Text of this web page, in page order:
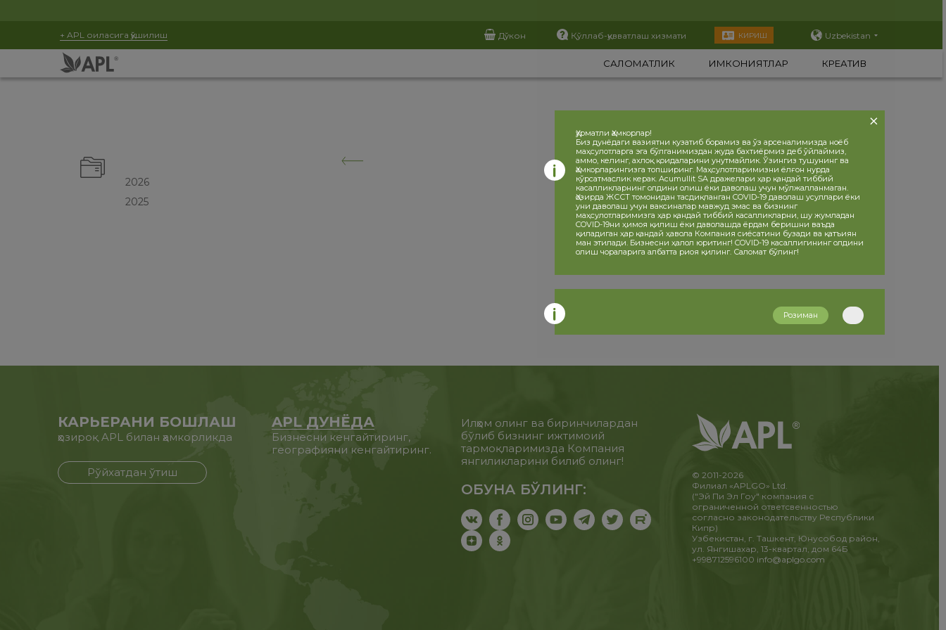
+ APL оиласига қўшилиш Дўкон Қўллаб-қувватлаш хизмати КИРИШ Uzbekistan
САЛОМАТЛИК ИМКОНИЯТЛАР КРЕАТИВ
2026
2025
КАРЬЕРАНИ БОШЛАШ
ҳозироқ APL билан ҳамкорликда
Рўйхатдан ўтиш
APL ДУНЁДА
Бизнесни кенгайтиринг,
географияни кенгайтиринг.
Илҳом олинг ва биринчилардан
бўлиб бизнинг ижтимоий
тармоқларимизда Компания
янгиликларини билиб олинг!
ОБУНА БЎЛИНГ:
© 2011-2026
Филиал «APLGO» Ltd.
("Эй Пи Эл Гоу" компания с
ограниченной ответсвенностью
согласно законодательству Республики
Кипр)
Узбекистан, г. Ташкент, Юнусобод район,
ул. Янгишахар, 13-квартал, дом 64Б
+998712596100 info@aplgo.com
Ҳурматли Ҳамкорлар!
Биз дунёдаги вазиятни кузатиб борамиз ва ўз арсеналимизда ноёб
маҳсулотларга эга бўлганимиздан жуда бахтиёрмиз деб ўйлаймиз,
аммо, келинг, ахлоқ қоидаларини унутмайлик. Ўзингиз тушунинг ва
Ҳамкорларингизга топширинг. Маҳсулотларимизни ёлғон нурда
кўрсатмаслик керак. Acumullit SA дражелари ҳар қандай тиббий
касалликларнинг олдини олиш ёки даволаш учун мўлжалланмаган.
Ҳозирда ЖССТ томонидан тасдиқланган COVID-19 даволаш усуллари ёки
уни даволаш учун ваксиналар мавжуд эмас ва бизнинг
маҳсулотларимизга ҳар қандай тиббий касалликларни, шу жумладан
COVID-19ни ҳимоя қилиш ёки даволашда ёрдам беришни ваъда
қиладиган ҳар қандай ҳавола Компания сиёсатини бузади ва қатъиян
ман этилади. Бизнесни ҳалол юритинг! COVID-19 касаллигининг олдини
олиш чораларига албатта риоя қилинг. Саломат бўлинг!
Розиман